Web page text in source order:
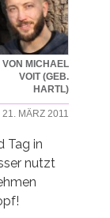
VON MICHAEL
VOIT (GEB.
HARTL)
21. MÄRZ 2011
Tag in
nutzt